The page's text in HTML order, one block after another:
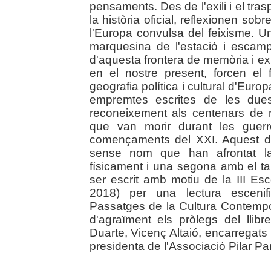
pensaments. Des de l'exili i el
la història oficial, reflexionen
l'Europa convulsa del feixisme.
marquesina de l'estació i
d'aquesta frontera de memòria i
en el nostre present, forcen
geografia política i cultural
empremtes escrites de les
reconeixement als centenars
que van morir durant les
començaments del XXI. Aquest
sense nom que han afrontat
físicament i una segona amb el
ser escrit amb motiu de la III
2018) per una lectura
Passatges de la Cultura
d'agraïment els pròlegs del
Duarte, Vicenç Altaió,
presidenta de l'Associació Pilar